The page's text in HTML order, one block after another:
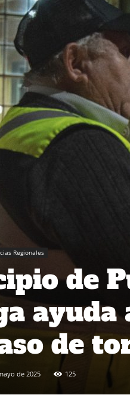
Regionales
de
ayuda
de
de 2025 125